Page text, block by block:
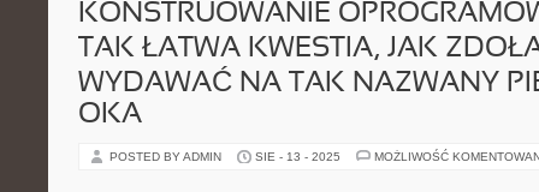
KONSTRUOWANIE
TAK ŁATWA KWESTIA, JAK
WYDAWAĆ NA TAK NAZWANY
OKA
POSTED BY ADMIN SIE - 13 - 2025 MOŻLIWOŚĆ